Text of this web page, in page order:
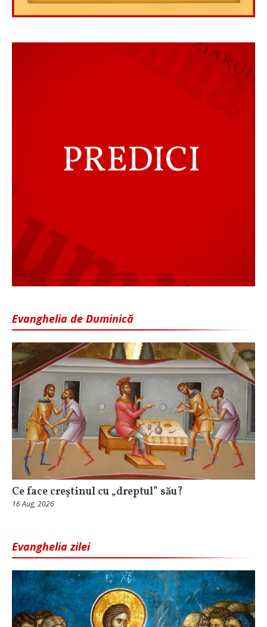
Evanghelia de Duminică
Ce face creștinul cu „dreptul” său?
16 Aug, 2026
Evanghelia zilei